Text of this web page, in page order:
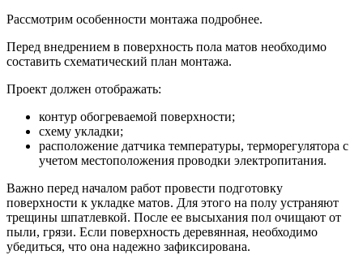
Рассмотрим особенности монтажа подробнее.
Перед внедрением в поверхность пола матов необходимо
составить схематический план монтажа.
Проект должен отображать:
контур обогреваемой поверхности;
схему укладки;
расположение датчика температуры, терморегулятора с
учетом местоположения проводки электропитания.
Важно перед началом работ провести подготовку
поверхности к укладке матов. Для этого на полу устраняют
трещины шпатлевкой. После ее высыхания пол очищают от
пыли, грязи. Если поверхность деревянная, необходимо
убедиться, что она надежно зафиксирована.